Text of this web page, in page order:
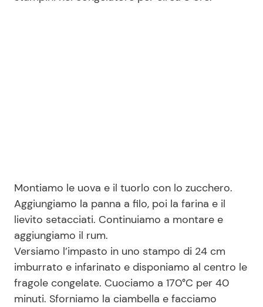
Montiamo le uova e il tuorlo con lo zucchero.
Aggiungiamo la panna a filo, poi la farina e il
lievito setacciati. Continuiamo a montare e
aggiungiamo il rum.
Versiamo l’impasto in uno stampo di 24 cm
imburrato e infarinato e disponiamo al centro le
fragole congelate. Cuociamo a 170°C per 40
minuti. Sforniamo la ciambella e facciamo